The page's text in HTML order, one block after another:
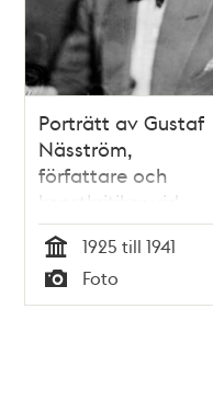
Porträtt av Gustaf
Näsström,
författare och
konstkritiker vid
Stockholms-
Tidningen
Tid
1925 till 1941
Typ
Foto